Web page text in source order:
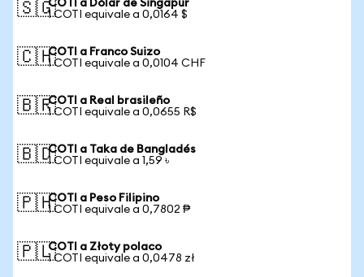
🇸🇬COTI a Dólar de Singapur
1 COTI equivale a 0,0164 $
🇨🇭COTI a Franco Suizo
1 COTI equivale a 0,0104 CHF
🇧🇷COTI a Real brasileño
1 COTI equivale a 0,0655 R$
🇧🇩COTI a Taka de Bangladés
1 COTI equivale a 1,59 ৳
🇵🇭COTI a Peso Filipino
1 COTI equivale a 0,7802 ₱
🇵🇱COTI a Złoty polaco
1 COTI equivale a 0,0478 zł